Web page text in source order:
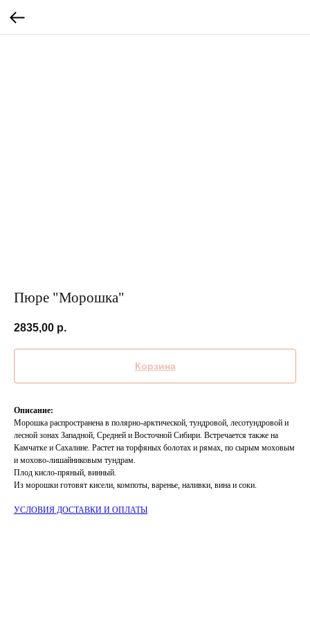
Пюре "Морошка"
2835,00 р.
Корзина
Описание:
Морошка распространена в полярно-арктической, тундровой, лесотундровой и
лесной зонах Западной, Средней и Восточной Сибири. Встречается также на
Камчатке и Сахалине. Растет на торфяных болотах и рямах, по сырым моховым
и мохово-лишайниковым тундрам.
Плод кисло-пряный, винный.
Из морошки готовят кисели, компоты, варенье, наливки, вина и соки.
УСЛОВИЯ ДОСТАВКИ И ОПЛАТЫ